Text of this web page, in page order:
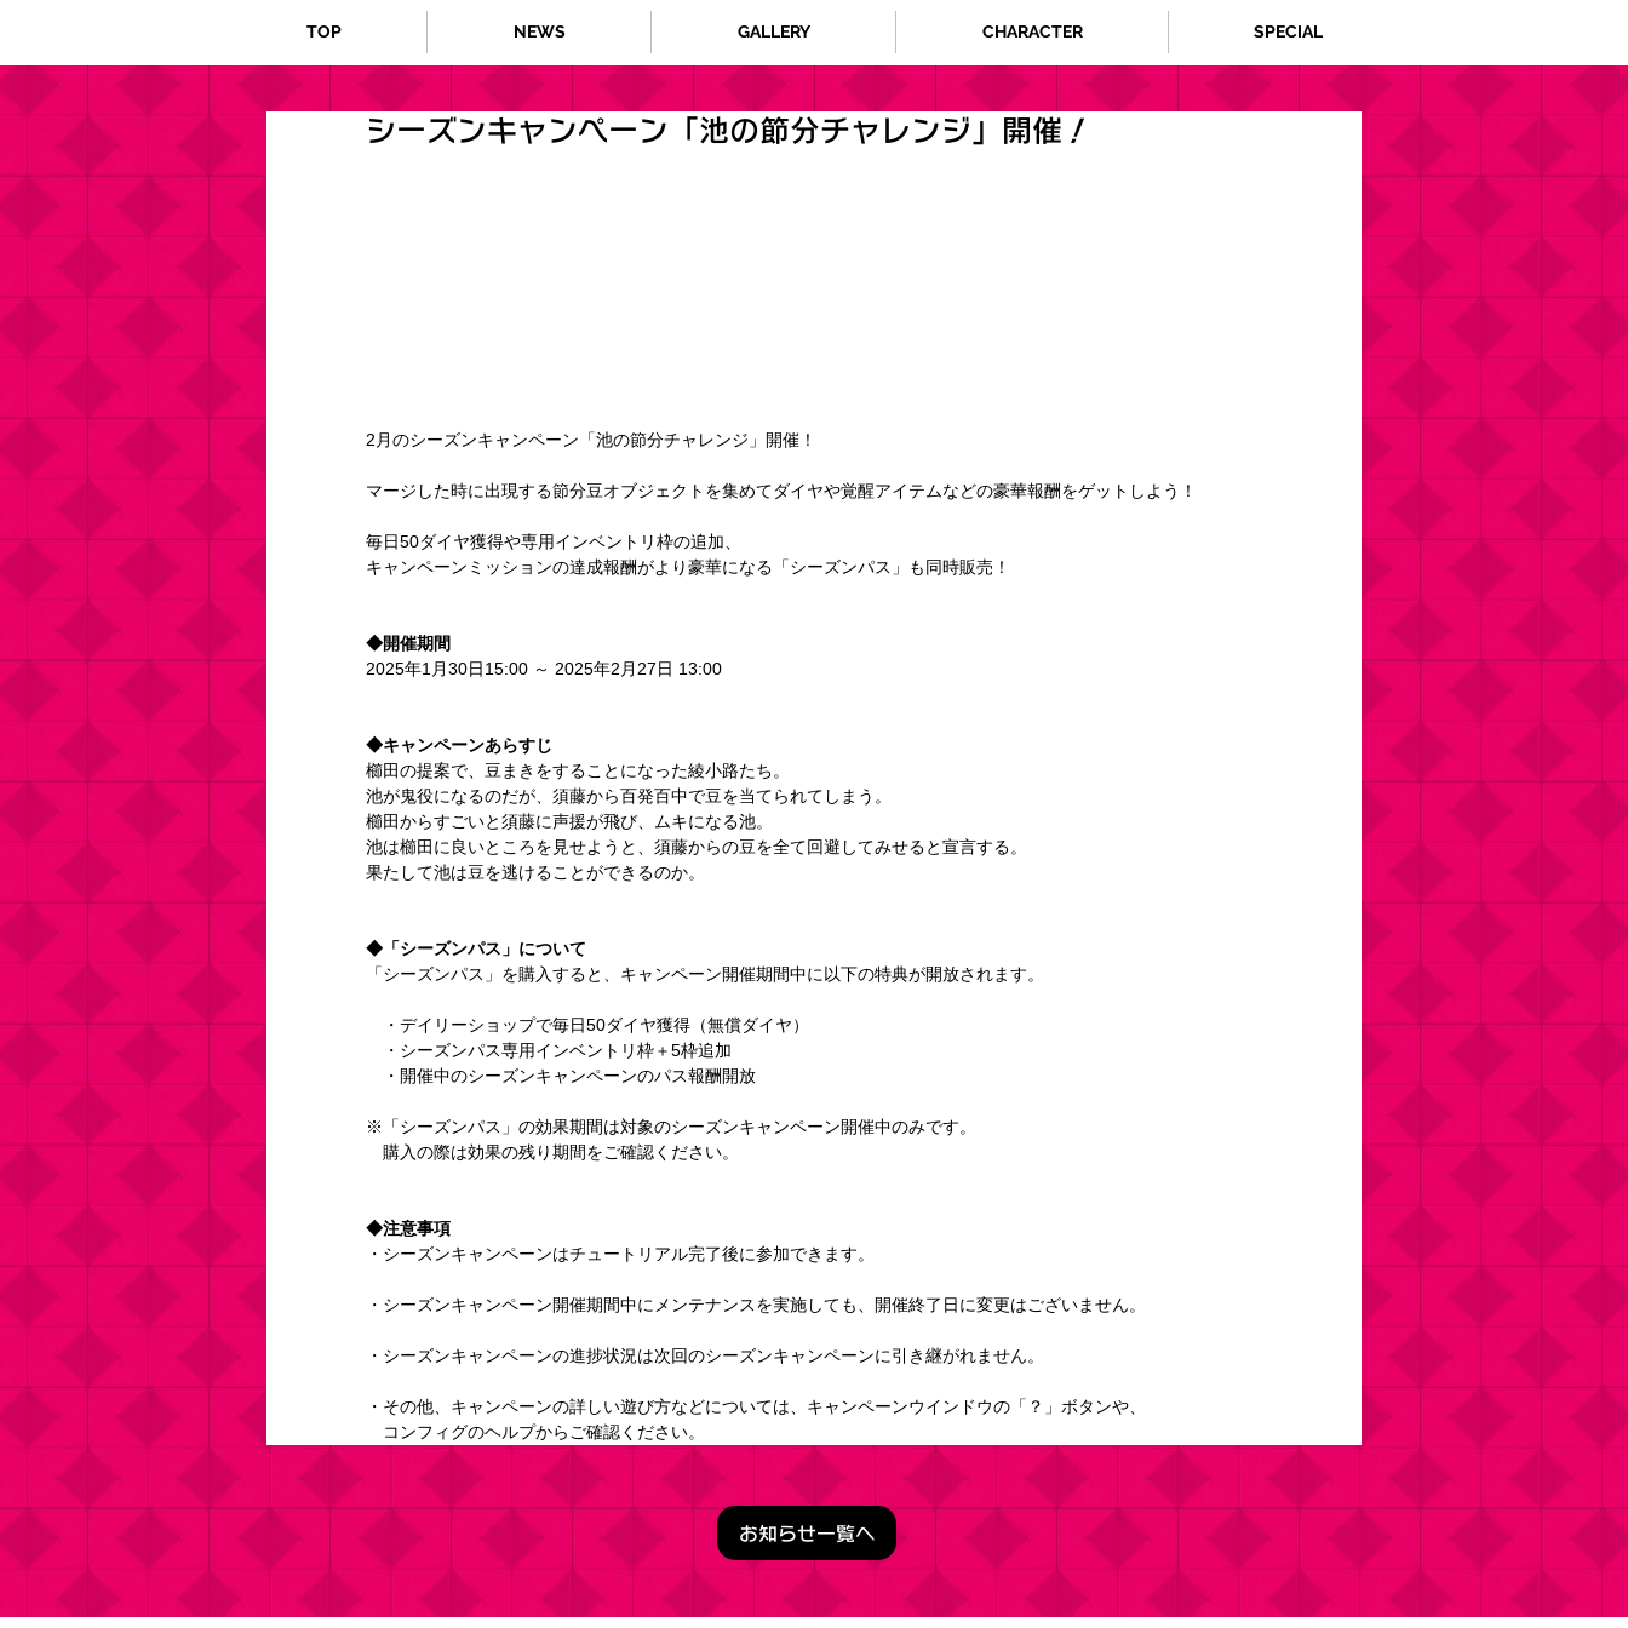
TOP NEWS GALLERY CHARACTER SPECIAL
シーズンキャンペーン「池の節分チャレンジ」開催！
2月のシーズンキャンペーン「池の節分チャレンジ」開催！
マージした時に出現する節分豆オブジェクトを集めてダイヤや覚醒アイテムなどの豪華報酬をゲットしよう！
毎日50ダイヤ獲得や専用インベントリ枠の追加、
キャンペーンミッションの達成報酬がより豪華になる「シーズンパス」も同時販売！
◆開催期間
2025年1月30日15:00 ～ 2025年2月27日 13:00
◆キャンペーンあらすじ
櫛田の提案で、豆まきをすることになった綾小路たち。
池が鬼役になるのだが、須藤から百発百中で豆を当てられてしまう。
櫛田からすごいと須藤に声援が飛び、ムキになる池。
池は櫛田に良いところを見せようと、須藤からの豆を全て回避してみせると宣言する。
果たして池は豆を逃けることができるのか。
◆「シーズンパス」について
「シーズンパス」を購入すると、キャンペーン開催期間中に以下の特典が開放されます。
・デイリーショップで毎日50ダイヤ獲得（無償ダイヤ）
・シーズンパス専用インベントリ枠＋5枠追加
・開催中のシーズンキャンペーンのパス報酬開放
※「シーズンパス」の効果期間は対象のシーズンキャンペーン開催中のみです。
購入の際は効果の残り期間をご確認ください。
◆注意事項
・シーズンキャンペーンはチュートリアル完了後に参加できます。
・シーズンキャンペーン開催期間中にメンテナンスを実施しても、開催終了日に変更はございません。
・シーズンキャンペーンの進捗状況は次回のシーズンキャンペーンに引き継がれません。
・その他、キャンペーンの詳しい遊び方などについては、キャンペーンウインドウの「？」ボタンや、
コンフィグのヘルプからご確認ください。
お知らせ一覧へ